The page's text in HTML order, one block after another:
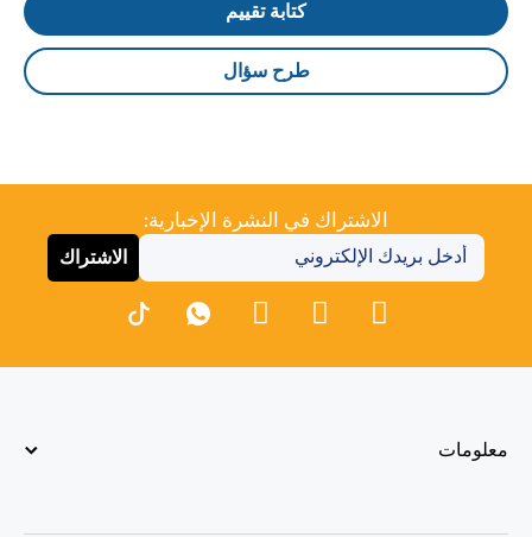
كتابة تقييم
طرح سؤال
الاشتراك في النشرة الإخبارية:
الاشتراك
معلومات